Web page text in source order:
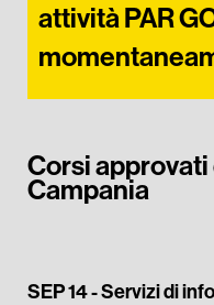
attività PAR
Corsi
Campania
SEP 14 -Servizi di